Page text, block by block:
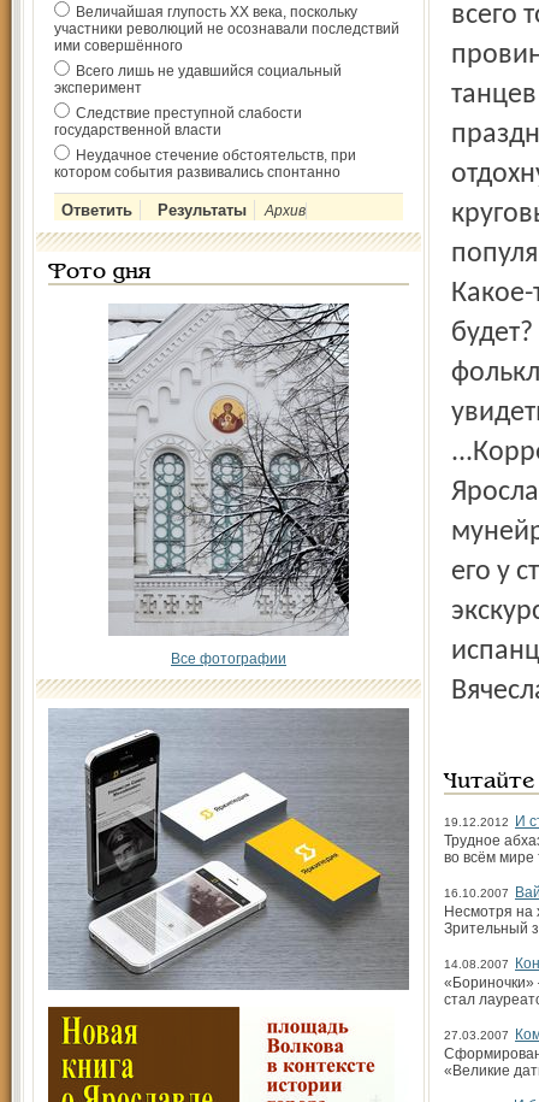
Величайшая глупость ХХ века, поскольку
участники революций не осознавали последствий
ими совершённого
Всего лишь не удавшийся социальный
эксперимент
Следствие преступной слабости
государственной власти
Неудачное стечение обстоятельств, при
котором события развивались спонтанно
Архив
Фото дня
Все фотографии
всего
его у
19.12.2012
И
Трудное
во всём
16.10.2007
Несмотря на
Зрительный
14.08.2007
«Бориночки»
стал
27.03.2007
«Великие